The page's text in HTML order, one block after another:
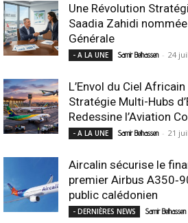
Une Révolution
Saadia Zahidi
Générale
- A LA UNE Samir Belhassen - 24
L’Envol du Ciel
Stratégie Multi-Hubs
Redessine l’Aviation
- A LA UNE Samir Belhassen - 21
Aircalin sécurise le
premier Airbus
public calédonien
- DERNIÈRES NEWS Samir Belhassen